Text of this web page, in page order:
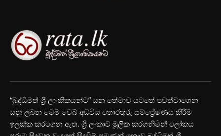
“බුද්ධිමත් ශ්‍රී ලාංකිකයන්ට” යන තේමාව යටතේ පවත්වාගෙන
යනු ලබන මෙම වෙබ් අඩවිය තොරතුරු සම්ප්‍රේෂණය කිරීම
ඉලක්ක කරගෙන ඇත. ශ්‍රී ලංකාව මූලික කරගනිමින් ලෝකය